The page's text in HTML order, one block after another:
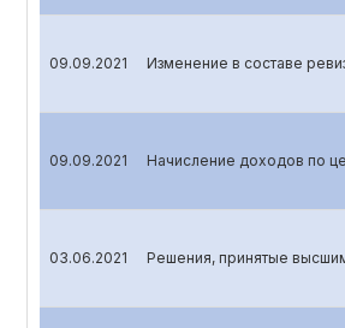
09.09.2021 Изменение в составе
09.09.2021 Начисление доходов по
03.06.2021 Решения, принятые